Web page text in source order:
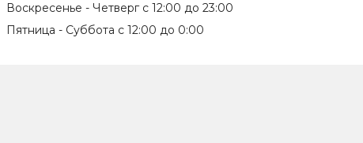
Воскресенье - Четверг с 12:00 до 23:00
Пятница - Суббота с 12:00 до 0:00